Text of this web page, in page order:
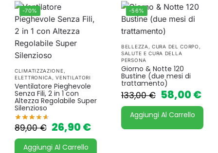
-70%
CLIMATIZZAZIONE,
ELETTRONICA ,VENTILATORI
Ventilatore Pieghevole
Senza Fili, 2 in 1 con
Altezza Regolabile Super
Silenzioso
89,00€ 26,90€
Aggiungi Al Carrello
-56%
BELLEZZA ,CURA DEL CORPO ,
SALUTE E CURA DELLA
PERSONA
Giorno & Notte 120
Bustine (due mesi di
trattamento)
133,00€ 58,00€
Aggiungi Al Carrello